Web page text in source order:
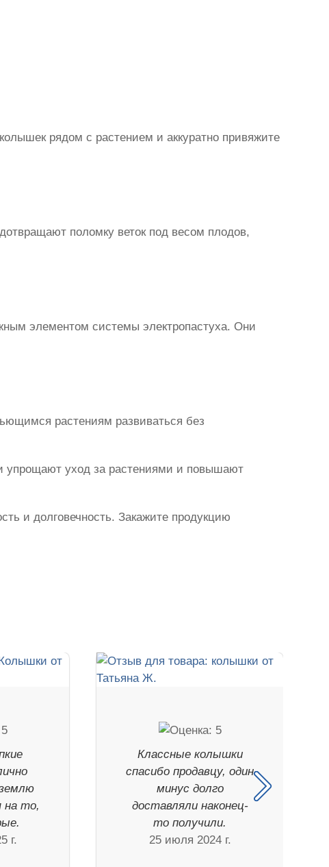
рядом с растением и аккуратно привяжите
поломку веток под весом плодов,
элементом системы электропастуха. Они
растениям развиваться без
упрощают уход за растениями и повышают
и долговечность. Закажите продукцию
на то,
г.
Классные колышки
спасибо продавцу, один
минус долго
доставляли наконец-
то получили.
25 июля 2024 г.